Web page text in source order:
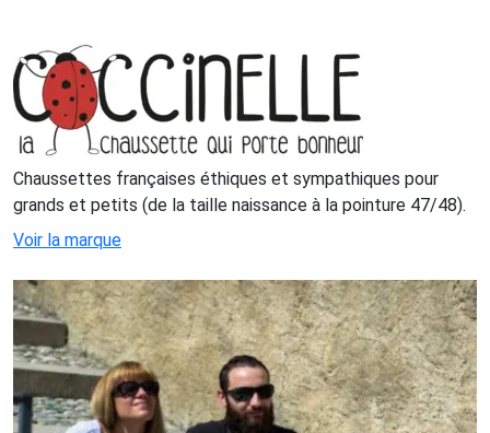
Chaussettes françaises éthiques et sympathiques pour
grands et petits (de la taille naissance à la pointure 47/48).
Voir la marque